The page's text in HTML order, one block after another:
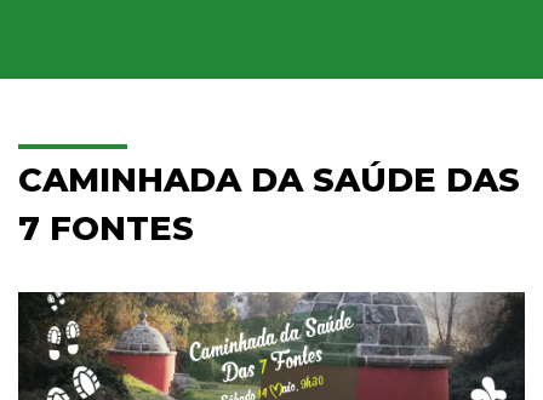
CAMINHADA DA SAÚDE DAS
7 FONTES